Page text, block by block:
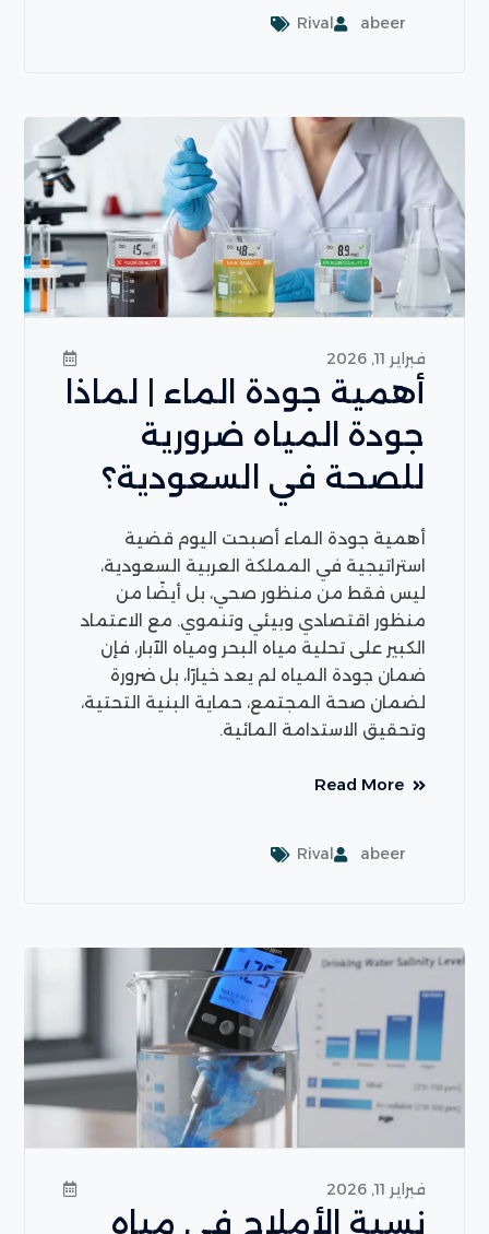
abeer
Rival
فبراير 11, 2026
أهمية جودة الماء | لماذا
جودة المياه ضرورية
للصحة في السعودية؟
أهمية جودة الماء أصبحت اليوم قضية
استراتيجية في المملكة العربية السعودية،
ليس فقط من منظور صحي، بل أيضًا من
منظور اقتصادي وبيئي وتنموي. مع الاعتماد
الكبير على تحلية مياه البحر ومياه الآبار، فإن
ضمان جودة المياه لم يعد خيارًا، بل ضرورة
لضمان صحة المجتمع، حماية البنية التحتية،
وتحقيق الاستدامة المائية.
Read More
abeer
Rival
فبراير 11, 2026
نسبة الأملاح في مياه